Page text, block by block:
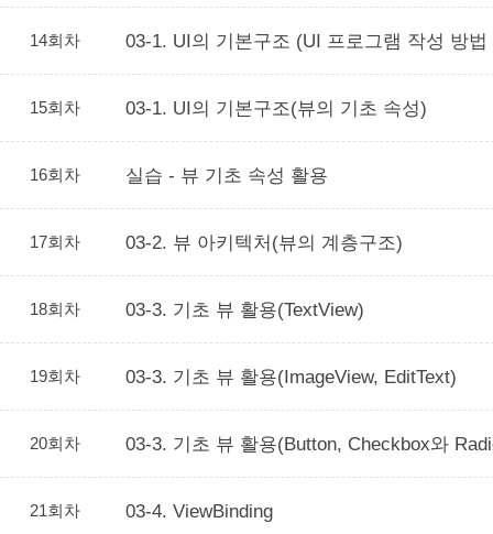
14회차 03-1. UI의 기본구조 (UI 프로그램 작성 방
15회차 03-1. UI의 기본구조(뷰의 기초 속성)
16회차 실습 - 뷰 기초 속성 활용
17회차 03-2. 뷰 아키텍처(뷰의 계층구조)
18회차 03-3. 기초 뷰 활용(TextView)
19회차 03-3. 기초 뷰 활용(ImageView, EditText)
20회차 03-3. 기초 뷰 활용(Button, Checkbox와
21회차 03-4. ViewBinding